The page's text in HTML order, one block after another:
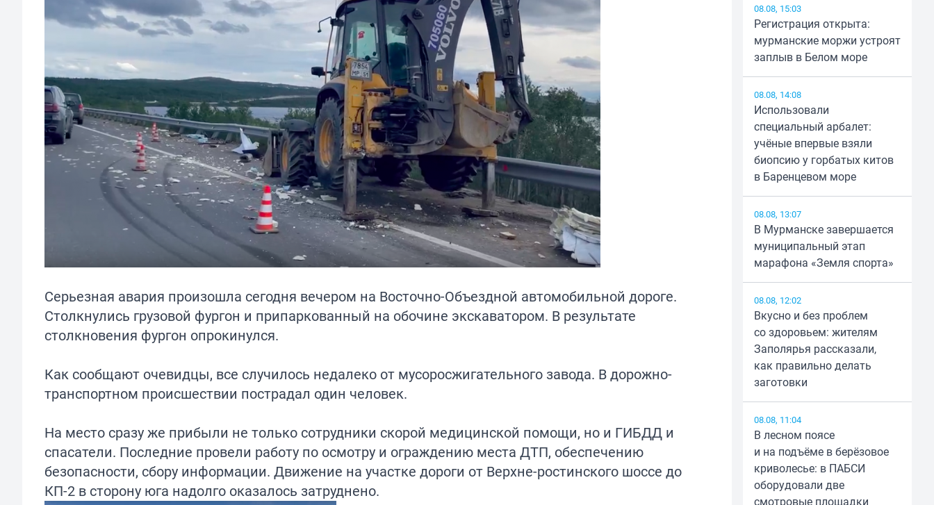
Серьезная авария произошла сегодня вечером на Восточно-Объездной автомобильной дороге.
Столкнулись грузовой фургон и припаркованный на обочине экскаватором. В результате
столкновения фургон опрокинулся.
Как сообщают очевидцы, все случилось недалеко от мусоросжигательного завода. В дорожно-
транспортном происшествии пострадал один человек.
На место сразу же прибыли не только сотрудники скорой медицинской помощи, но и ГИБДД и
спасатели. Последние провели работу по осмотру и ограждению места ДТП, обеспечению
безопасности, сбору информации. Движение на участке дороги от Верхне-ростинского шоссе до
КП-2 в сторону юга надолго оказалось затруднено.
08.08, 15:03
Регистрация открыта:
мурманские моржи устроят
заплыв в Белом море
08.08, 14:08
Использовали
специальный арбалет:
учёные впервые взяли
биопсию у горбатых китов
в Баренцевом море
08.08, 13:07
В Мурманске завершается
муниципальный этап
марафона «Земля спорта»
08.08, 12:02
Вкусно и без проблем
со здоровьем: жителям
Заполярья рассказали,
как правильно делать
заготовки
08.08, 11:04
В лесном поясе
и на подъёме в берёзовое
криволесье: в ПАБСИ
оборудовали две
смотровые площадки